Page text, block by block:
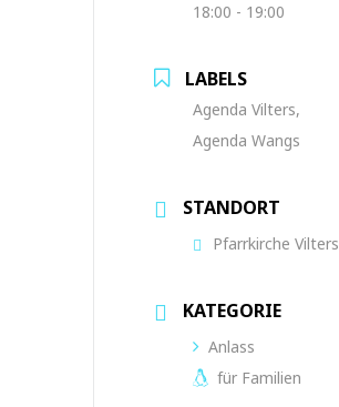
18:00 - 19:00
LABELS
Agenda Vilters,
Agenda Wangs
STANDORT
Pfarrkirche Vilters
KATEGORIE
Anlass
für Familien